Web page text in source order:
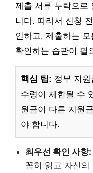
제출 서류 누락으로
니다. 따라서 신청
인하고, 제출하는
확인하는 습관이 필
핵심 팁: 정부 지
수령이 제한될 수
원금이 다른 지원
야 합니다.
최우선 확인 사항:
꼼히 읽고 자신